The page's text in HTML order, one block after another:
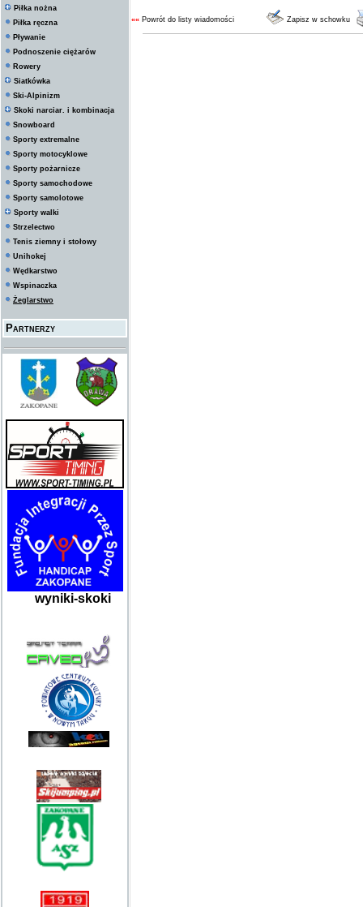
Piłka nożna
Piłka ręczna
Pływanie
Podnoszenie ciężarów
Rowery
Siatkówka
Ski-Alpinizm
Skoki narciar. i kombinacja
Snowboard
Sporty extremalne
Sporty motocyklowe
Sporty pożarnicze
Sporty samochodowe
Sporty samolotowe
Sporty walki
Strzelectwo
Tenis ziemny i stołowy
Unihokej
Wędkarstwo
Wspinaczka
Żeglarstwo
Partnerzy
wyniki-skoki
«« Powrót do listy wiadomości Zapisz w schowku